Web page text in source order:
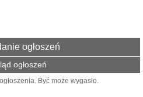
ogłoszeń
ogłoszeń
Być może wygasło.